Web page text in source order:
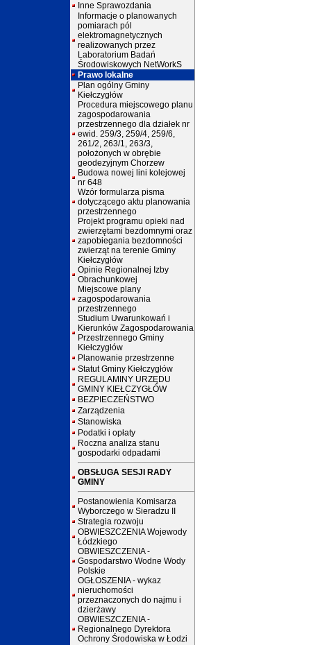
Inne Sprawozdania
Informacje o planowanych
pomiarach pól
elektromagnetycznych
realizowanych przez
Laboratorium Badań
Środowiskowych NetWorkS
Prawo lokalne
Plan ogólny Gminy
Kiełczygłów
Procedura miejscowego planu
zagospodarowania
przestrzennego dla działek nr
ewid. 259/3, 259/4, 259/6,
261/2, 263/1, 263/3,
położonych w obrębie
geodezyjnym Chorzew
Budowa nowej lini kolejowej
nr 648
Wzór formularza pisma
dotyczącego aktu planowania
przestrzennego
Projekt programu opieki nad
zwierzętami bezdomnymi oraz
zapobiegania bezdomności
zwierząt na terenie Gminy
Kiełczygłów
Opinie Regionalnej Izby
Obrachunkowej
Miejscowe plany
zagospodarowania
przestrzennego
Studium Uwarunkowań i
Kierunków Zagospodarowania
Przestrzennego Gminy
Kiełczygłów
Planowanie przestrzenne
Statut Gminy Kiełczygłów
REGULAMINY URZĘDU
GMINY KIEŁCZYGŁÓW
BEZPIECZEŃSTWO
Zarządzenia
Stanowiska
Podatki i opłaty
Roczna analiza stanu
gospodarki odpadami
OBSŁUGA SESJI RADY
GMINY
Postanowienia Komisarza
Wyborczego w Sieradzu II
Strategia rozwoju
OBWIESZCZENIA Wojewody
Łódzkiego
OBWIESZCZENIA -
Gospodarstwo Wodne Wody
Polskie
OGŁOSZENIA - wykaz
nieruchomości
przeznaczonych do najmu i
dzierżawy
OBWIESZCZENIA -
Regionalnego Dyrektora
Ochrony Środowiska w Łodzi